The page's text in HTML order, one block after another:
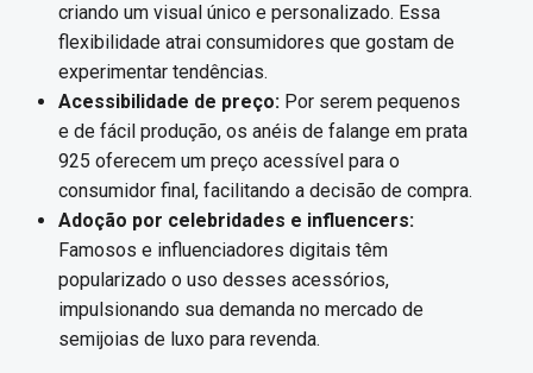
criando um visual único e personalizado. Essa
flexibilidade atrai consumidores que gostam de
experimentar tendências.
Acessibilidade de preço: Por serem pequenos
e de fácil produção, os anéis de falange em prata
925 oferecem um preço acessível para o
consumidor final, facilitando a decisão de compra.
Adoção por celebridades e influencers:
Famosos e influenciadores digitais têm
popularizado o uso desses acessórios,
impulsionando sua demanda no mercado de
semijoias de luxo para revenda.